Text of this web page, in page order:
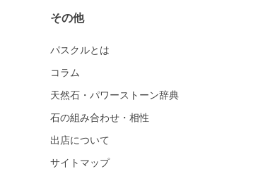
その他
パスクルとは
コラム
天然石・パワーストーン辞典
石の組み合わせ・相性
出店について
サイトマップ